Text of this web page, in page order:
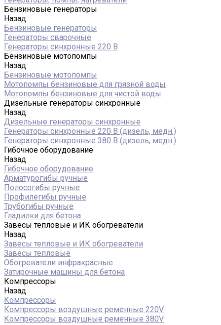
Бензиновые генераторы
Назад
Бензиновые генераторы
Генераторы сварочные
Генераторы синхронные 220 В
Бензиновые мотопомпы
Назад
Бензиновые мотопомпы
Мотопомпы бензиновые для грязной воды
Мотопомпы бензиновые для чистой воды
Дизельные генераторы синхронные
Назад
Дизельные генераторы синхронные
Генераторы синхронные 220 В (дизель, медн.)
Генераторы синхронные 380 В (дизель, медн.)
Гибочное оборудование
Назад
Гибочное оборудование
Арматурогибы ручные
Полосогибы ручные
Профилегибы ручные
Трубогибы ручные
Гладилки для бетона
Завесы тепловые и ИК обогреватели
Назад
Завесы тепловые и ИК обогреватели
Завесы тепловые
Обогреватели инфракрасные
Затирочные машины для бетона
Компрессоры
Назад
Компрессоры
Компрессоры воздушные ременные 220V
Компрессоры воздушные ременные 380V